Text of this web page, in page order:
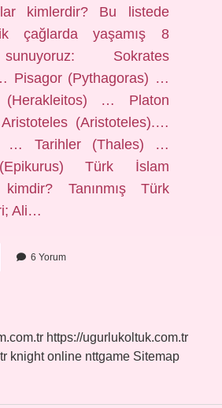
kimlerdir? Bu listede
çağlarda yaşamış 8
Sokrates
Pisagor (Pythagoras) …
(Herakleitos) … Platon
(Aristoteles).​…
… Tarihler (Thales) …
Türk İslam
Tanınmış Türk
Ali…
6 Yorum
https://ugurlukoltuk.com.tr
knight online nttgame Sitemap